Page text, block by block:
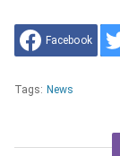
Facebook
Tags: News